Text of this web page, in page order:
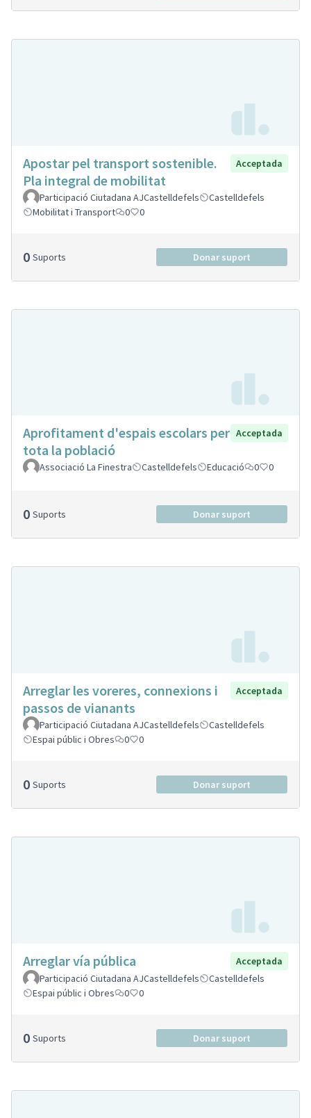
Apostar pel transport sostenible.
Pla integral de mobilitat
Acceptada
Participació Ciutadana AJCastelldefels
Castelldefels
Mobilitat i Transport
0 0
0 Suports Donar suport
Aprofitament d'espais escolars per
tota la població
Acceptada
Associació La Finestra Castelldefels Educació 0 0
0 Suports Donar suport
Arreglar les voreres, connexions i
passos de vianants
Acceptada
Participació Ciutadana AJCastelldefels
Castelldefels
Espai públic i Obres
0 0
0 Suports Donar suport
Arreglar vía pública
Acceptada
Participació Ciutadana AJCastelldefels
Castelldefels
Espai públic i Obres
0 0
0 Suports Donar suport